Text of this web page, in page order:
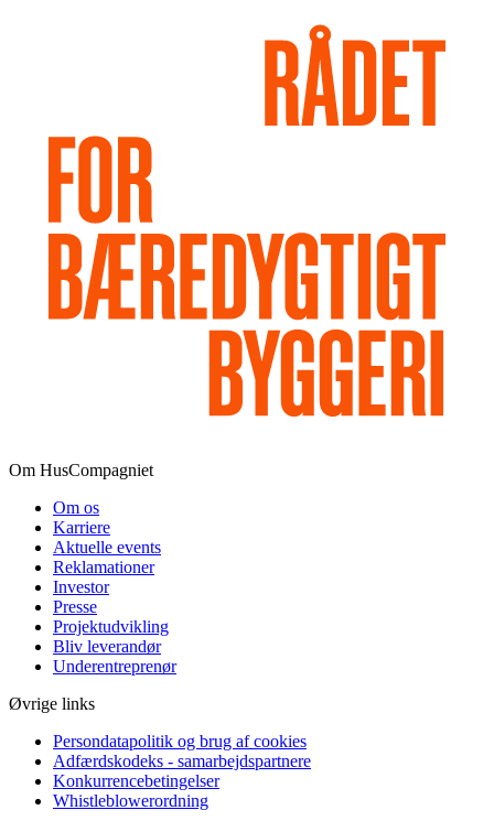
Om HusCompagniet
Om os
Karriere
Aktuelle events
Reklamationer
Investor
Presse
Projektudvikling
Bliv leverandør
Underentreprenør
Øvrige links
Persondatapolitik og brug af cookies
Adfærdskodeks - samarbejdspartnere
Konkurrencebetingelser
Whistleblowerordning